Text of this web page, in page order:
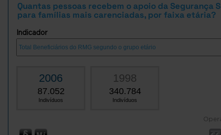
Quantas pessoas recebem o apoio da Segurança
para famílias mais carenciadas, por faixa etária?
Indicador
2006
87.052
Indivíduos
1998
340.784
Indivíduos